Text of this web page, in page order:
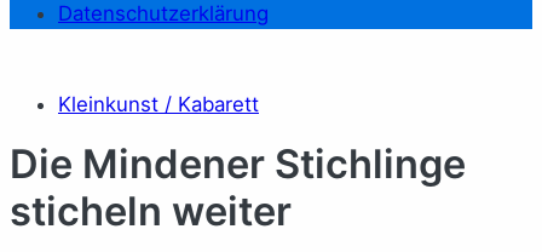
Datenschutzerklärung
Kleinkunst / Kabarett
Die Mindener Stichlinge
sticheln weiter